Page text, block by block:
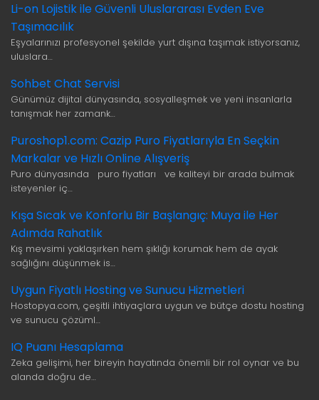
Li-on Lojistik ile Güvenli Uluslararası Evden Eve
Taşımacılık
Eşyalarınızı profesyonel şekilde yurt dışına taşımak istiyorsanız,
uluslara…
Sohbet Chat Servisi
Günümüz dijital dünyasında, sosyalleşmek ve yeni insanlarla
tanışmak her zamank…
Puroshop1.com: Cazip Puro Fiyatlarıyla En Seçkin
Markalar ve Hızlı Online Alışveriş
Puro dünyasında puro fiyatları ve kaliteyi bir arada bulmak
isteyenler iç…
Kışa Sıcak ve Konforlu Bir Başlangıç: Muya ile Her
Adımda Rahatlık
Kış mevsimi yaklaşırken hem şıklığı korumak hem de ayak
sağlığını düşünmek is…
Uygun Fiyatlı Hosting ve Sunucu Hizmetleri
Hostopya.com, çeşitli ihtiyaçlara uygun ve bütçe dostu hosting
ve sunucu çözüml…
IQ Puanı Hesaplama
Zeka gelişimi, her bireyin hayatında önemli bir rol oynar ve bu
alanda doğru de…